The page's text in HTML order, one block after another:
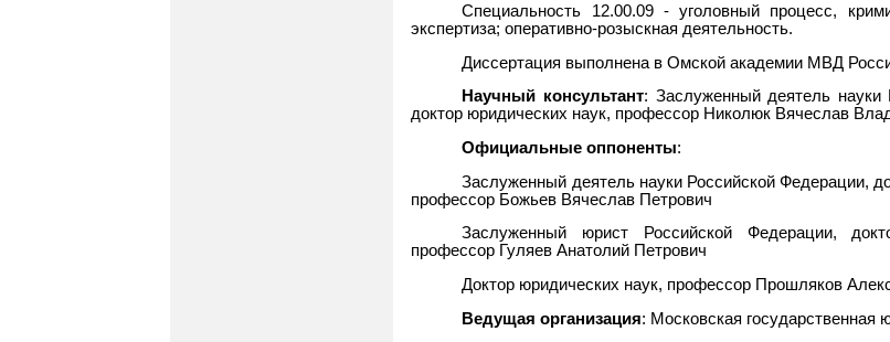
Специальность 12.00.09 - уголовный процесс,
экспертиза; оперативно-розыскная деятельность.
Диссертация выполнена в Омской академии МВД
Научный консультант: Заслуженный деятель науки
доктор юридических наук, профессор Николюк Вячеслав
Официальные оппоненты:
Заслуженный деятель науки Российской Федерации,
профессор Божьев Вячеслав Петрович
Заслуженный юрист Российской Федерации,
профессор Гуляев Анатолий Петрович
Доктор юридических наук, профессор Прошляков
Ведущая организация: Московская государственная